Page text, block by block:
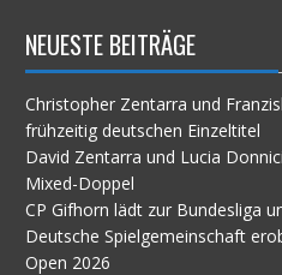
NEUESTE BEITRÄGE
Christopher Zentarra und
frühzeitig deutschen Einzeltitel
David Zentarra und Lucia
Mixed-Doppel
CP Gifhorn lädt zur Bundesliga
Deutsche Spielgemeinschaft
Open 2026